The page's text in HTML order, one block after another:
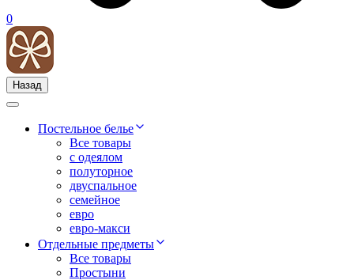
0
Назад
Постельное белье
Все товары
с одеялом
полуторное
двуспальное
семейное
евро
евро-макси
Отдельные предметы
Все товары
Простыни